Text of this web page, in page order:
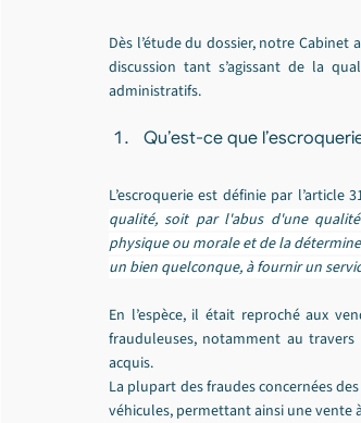
Dès l’étude du dossier, notre
discussion tant s’agissant de la
administratifs.
Qu’est-ce que
L’escroquerie est définie par l’article
qualité, soit par l'abus d'une
physique ou morale et de la
un bien quelconque, à fournir un
En l’espèce, il était reproché aux
frauduleuses, notamment au
acquis.
La plupart des fraudes concernées
véhicules, permettant ainsi une vente